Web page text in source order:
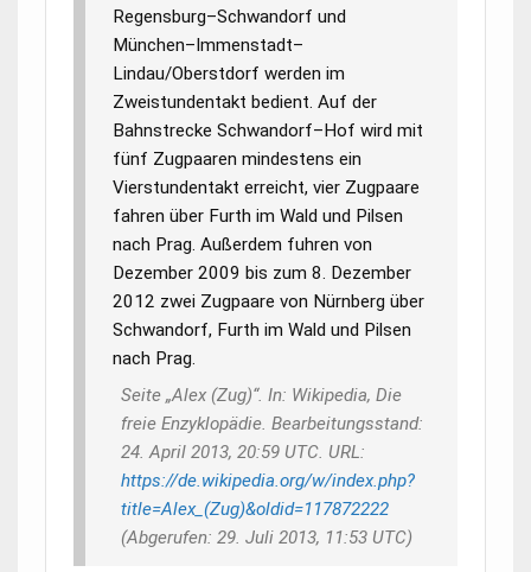
Regensburg–Schwandorf und
München–Immenstadt–
Lindau/Oberstdorf werden im
Zweistundentakt bedient. Auf der
Bahnstrecke Schwandorf–Hof wird mit
fünf Zugpaaren mindestens ein
Vierstundentakt erreicht, vier Zugpaare
fahren über Furth im Wald und Pilsen
nach Prag. Außerdem fuhren von
Dezember 2009 bis zum 8. Dezember
2012 zwei Zugpaare von Nürnberg über
Schwandorf, Furth im Wald und Pilsen
nach Prag.
Seite „Alex (Zug)“. In: Wikipedia, Die
freie Enzyklopädie. Bearbeitungsstand:
24. April 2013, 20:59 UTC. URL:
https://de.wikipedia.org/w/index.php?
title=Alex_(Zug)&oldid=117872222
(Abgerufen: 29. Juli 2013, 11:53 UTC)